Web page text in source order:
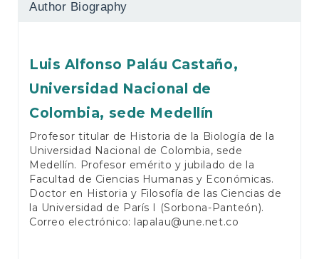
Author Biography
Luis Alfonso Paláu Castaño,
Universidad Nacional de
Colombia, sede Medellín
Profesor titular de Historia de la Biología de la
Universidad Nacional de Colombia, sede
Medellín. Profesor emérito y jubilado de la
Facultad de Ciencias Humanas y Económicas.
Doctor en Historia y Filosofía de las Ciencias de
la Universidad de París I (Sorbona-Panteón).
Correo electrónico:
lapalau@une.net.co